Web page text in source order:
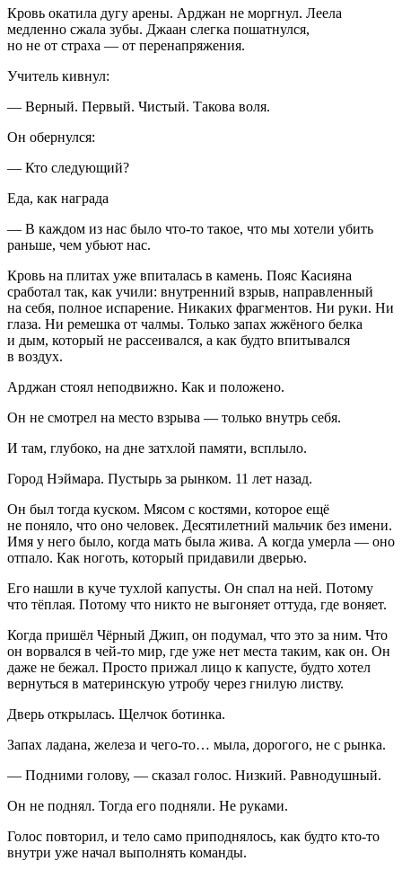
Кровь окатила дугу арены. Арджан не моргнул. Леела
медленно сжала зубы. Джаан слегка пошатнулся,
но не от страха — от перенапряжения.
Учитель кивнул:
— Верный. Первый. Чистый. Такова воля.
Он обернулся:
— Кто следующий?
Еда, как награда
— В каждом из нас было что-то такое, что мы хотели убить
раньше, чем убьют нас.
Кровь на плитах уже впиталась в камень. Пояс Касияна
сработал так, как учили: внутренний взрыв, направленный
на себя, полное испарение. Никаких фрагментов. Ни руки. Ни
глаза. Ни ремешка от чалмы. Только запах жжёного белка
и дым, который не рассеивался, а как будто впитывался
в воздух.
Арджан стоял неподвижно. Как и положено.
Он не смотрел на место взрыва — только внутрь себя.
И там, глубоко, на дне затхлой памяти, всплыло.
Город Нэймара. Пустырь за рынком. 11 лет назад.
Он был тогда куском. Мясом с костями, которое ещё
не поняло, что оно человек. Десятилетний мальчик без имени.
Имя у него было, когда мать была жива. А когда умерла — оно
отпало. Как ноготь, который придавили дверью.
Его нашли в куче тухлой капусты. Он спал на ней. Потому
что тёплая. Потому что никто не выгоняет оттуда, где воняет.
Когда пришёл Чёрный Джип, он подумал, что это за ним. Что
он ворвался в чей-то мир, где уже нет места таким, как он. Он
даже не бежал. Просто прижал лицо к капусте, будто хотел
вернуться в материнскую утробу через гнилую листву.
Дверь открылась. Щелчок ботинка.
Запах ладана, железа и чего-то… мыла, дорогого, не с рынка.
— Подними голову, — сказал голос. Низкий. Равнодушный.
Он не поднял. Тогда его подняли. Не руками.
Голос повторил, и тело само приподнялось, как будто кто-то
внутри уже начал выполнять команды.